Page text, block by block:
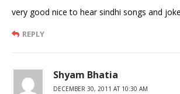
very good nice to hear sindhi songs and
REPLY
Shyam Bhatia
DECEMBER 30, 2011 AT 10:30 AM